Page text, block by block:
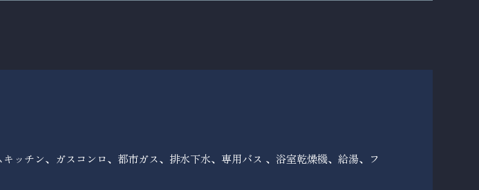
ッチン、ガスコンロ、都市ガス、排水下水、専用バス 、浴室乾燥機、給湯、フ